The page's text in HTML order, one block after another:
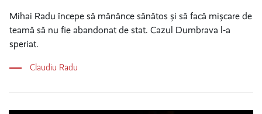
Mihai Radu începe să mănânce sănătos și să facă mișcare de
teamă să nu fie abandonat de stat. Cazul Dumbrava l-a
speriat.
Claudiu Radu